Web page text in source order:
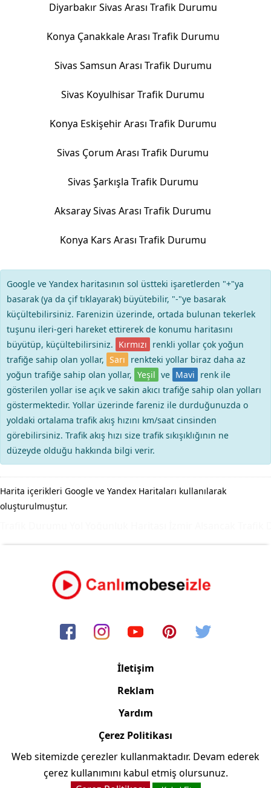
Diyarbakır Sivas Arası Trafik Durumu
Konya Çanakkale Arası Trafik Durumu
Sivas Samsun Arası Trafik Durumu
Sivas Koyulhisar Trafik Durumu
Konya Eskişehir Arası Trafik Durumu
Sivas Çorum Arası Trafik Durumu
Sivas Şarkışla Trafik Durumu
Aksaray Sivas Arası Trafik Durumu
Konya Kars Arası Trafik Durumu
Google ve Yandex haritasının sol üstteki işaretlerden "+"ya
basarak (ya da çif tıklayarak) büyütebilir, "-"ye basarak
küçültebilirsiniz. Farenizin üzerinde, ortada bulunan tekerlek
tuşunu ileri-geri hareket ettirerek de konumu haritasını
büyütüp, küçültebilirsiniz. Kırmızı renkli yollar çok yoğun
trafiğe sahip olan yollar, Sarı renkteki yollar biraz daha az
yoğun trafiğe sahip olan yollar, Yeşil ve Mavi renk ile
gösterilen yollar ise açık ve sakin akıcı trafiğe sahip olan yolları
göstermektedir. Yollar üzerinde fareniz ile durduğunuzda o
yoldaki ortalama trafik akış hızını km/saat cinsinden
görebilirsiniz. Trafik akış hızı size trafik sıkışıklığının ne
düzeyde olduğu hakkında bilgi verir.
Harita içerikleri Google ve Yandex Haritaları kullanılarak
oluşturulmuştur.
İletişim
Reklam
Yardım
Çerez Politikası
Copyright © 2006/2024 Canlimobeseizle.net
Web sitemizde çerezler kullanmaktadır. Devam ederek
çerez kullanımını kabul etmiş olursunuz.